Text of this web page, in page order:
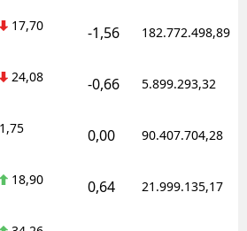
17,70 -1,56 182.772.498,89
24,08 -0,66 5.899.293,32
1,75 0,00 90.407.704,28
18,90 0,64 21.999.135,17